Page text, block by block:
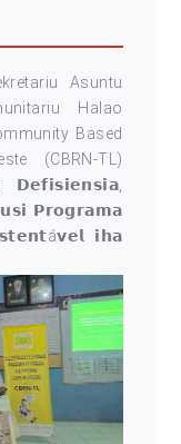
Asuntu
Halao
Based
(CBRN-TL)
𝗣𝗿𝗼𝗴𝗿𝗮𝗺𝗮
𝗶𝗵𝗮